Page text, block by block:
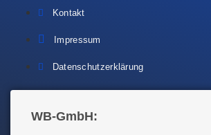
Kontakt
Impressum
Datenschutzerklärung
WB-GmbH: